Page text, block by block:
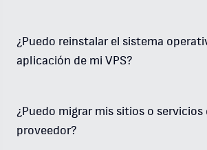
¿Puedo reinstalar el sistema
aplicación de mi VPS?
¿Puedo migrar mis sitios o servicios
proveedor?